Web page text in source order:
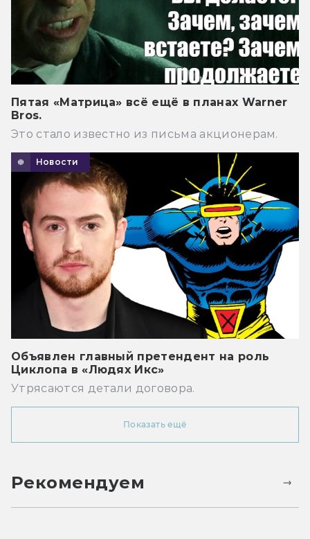
Пятая «Матрица» всё ещё в планах Warner
Bros.
Это стало известно из письма акционерам.
Новости
Объявлен главный претендент на роль
Циклопа в «Людях Икс»
Утрясаются детали договора.
Показать ещё
Рекомендуем